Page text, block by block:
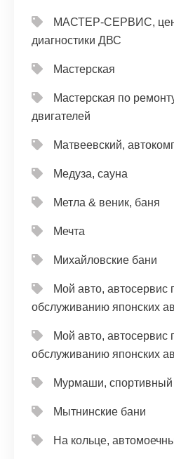
МАСТЕР-СЕРВИС,
диагностики ДВС
Мастерская
Мастерская по
двигателей
Матвеевский,
Медуза, сауна
Метла & веник, баня
Мечта
Михайловские бани
Мой авто, автосервис
обслуживанию японских
Мой авто, автосервис
обслуживанию японских
Мурмаши, спортивный
Мытнинские бани
На кольце,